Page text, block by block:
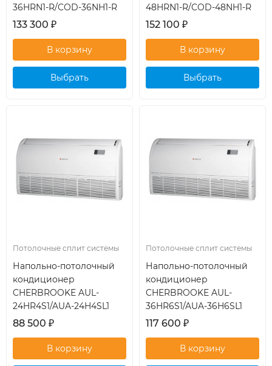
36HRN1-R/COD-36NH1-R
133 300 ₽
Выбрать
48HRN1-R/COD-48NH1-R
152 100 ₽
Выбрать
Потолочные сплит системы
Напольно-потолочный
кондиционер
CHERBROOKE AUL-
24HR4S1/AUA-24H4SL1
88 500 ₽
Потолочные сплит системы
Напольно-потолочный
кондиционер
CHERBROOKE AUL-
36HR6S1/AUA-36H6SL1
117 600 ₽